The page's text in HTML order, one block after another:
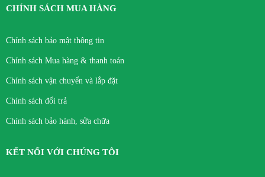
CHÍNH SÁCH MUA HÀNG
Chính sách bảo mật thông tin
Chính sách Mua hàng & thanh toán
Chính sách vận chuyển và lắp đặt
Chính sách đổi trả
Chính sách bảo hành, sửa chữa
KẾT NỐI VỚI CHÚNG TÔI